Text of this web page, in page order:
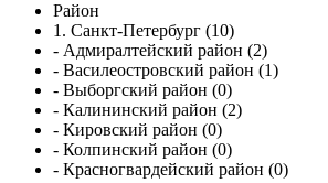
Район
1. Санкт-Петербург (10)
- Адмиралтейский район (2)
- Василеостровский район (1)
- Выборгский район (0)
- Калининский район (2)
- Кировский район (0)
- Колпинский район (0)
- Красногвардейский район (0)